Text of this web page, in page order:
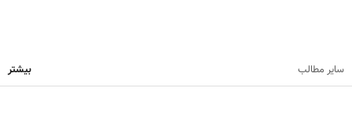
سایر مطالب بیشتر